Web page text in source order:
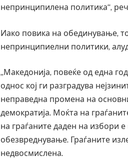
непринципилена политика“,
Иако повика на обединување,
непринципиелни политики,
„Македонија, повеќе од една
однос кој ги разградува
неправедна промена на
демократија. Моќта на
на граѓаните даден на избори
обезвреднување. Граѓаните
недвосмислена.